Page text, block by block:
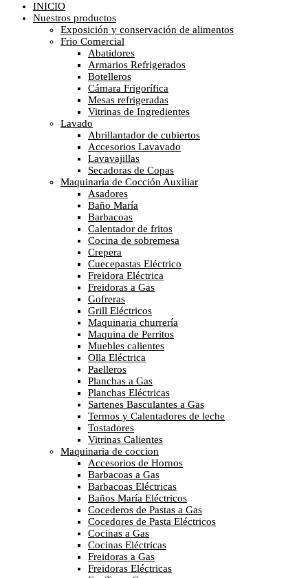
INICIO
Nuestros productos
Exposición y conservación de alimentos
Frio Comercial
Abatidores
Armarios Refrigerados
Botelleros
Cámara Frigorífica
Mesas refrigeradas
Vitrinas de Ingredientes
Lavado
Abrillantador de cubiertos
Accesorios Lavavado
Lavavajillas
Secadoras de Copas
Maquinaría de Cocción Auxiliar
Asadores
Baño María
Barbacoas
Calentador de fritos
Cocina de sobremesa
Crepera
Cuecepastas Eléctrico
Freidora Eléctrica
Freidoras a Gas
Gofreras
Grill Eléctricos
Maquinaria churrería
Maquina de Perritos
Muebles calientes
Olla Eléctrica
Paelleros
Planchas a Gas
Planchas Eléctricas
Sartenes Basculantes a Gas
Termos y Calentadores de leche
Tostadores
Vitrinas Calientes
Maquinaria de coccion
Accesorios de Hornos
Barbacoas a Gas
Barbacoas Eléctricas
Baños María Eléctricos
Cocederos de Pastas a Gas
Cocedores de Pasta Eléctricos
Cocinas a Gas
Cocinas Eléctricas
Freidoras a Gas
Freidoras Eléctricas